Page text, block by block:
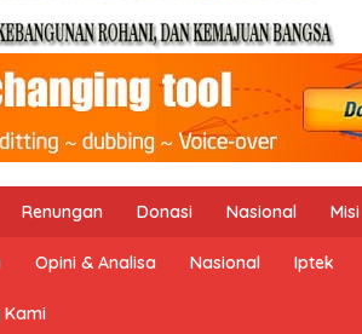
Renungan Donasi Nasional Misi
Opini & Analisa Nasional Iptek
Kami